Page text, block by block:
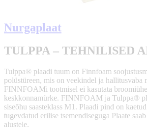
Nurgaplaat
TULPPA – TEHNILISED
Tulppa® plaadi tuum on Finnfoam
polüstüreen, mis on veekindel ja hallitusvaba
FINNFOAMi tootmisel ei kasutata
keskkonnamürke. FINNFOAM ja Tulppa®
siseõhu saasteklass M1. Plaadi pind on
tugevdatud erilise tsemendiseguga Plaate
alustele.